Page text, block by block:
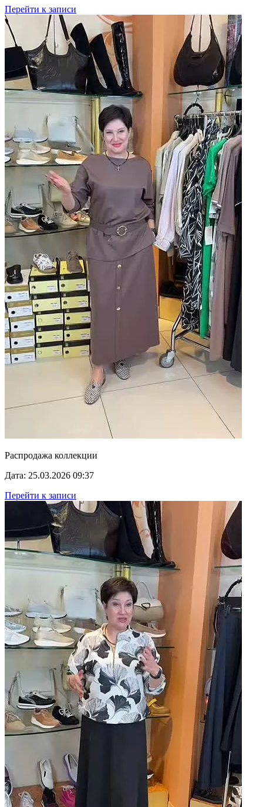
Перейти к записи
Распродажа коллекции
Дата: 25.03.2026 09:37
Перейти к записи